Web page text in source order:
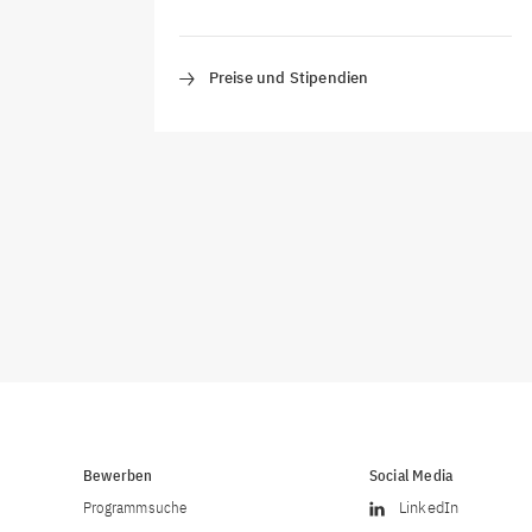
Preise und Stipendien
Bewerben
Programmsuche
Social Media
LinkedIn